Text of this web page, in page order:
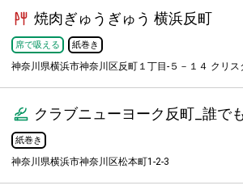
焼肉ぎゅうぎゅう 横浜反町
席で吸える 紙巻き
神奈川県横浜市神奈川区反町１丁目-５－１４ クリス
クラブニューヨーク反町_誰で
紙巻き
神奈川県横浜市神奈川区松本町1-2-3